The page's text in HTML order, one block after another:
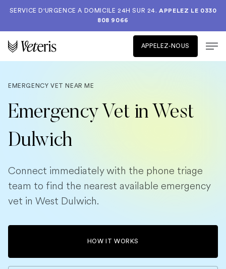
SERVICE D'URGENCE A DOMICILE 24H SUR 24.APPELEZ LE 0330
808 9066
APPELEZ-NOUS
EMERGENCY VET NEAR ME
Emergency Vet in West
Dulwich
Connect immediately with the phone triage
team to find the nearest available emergency
vet in West Dulwich.
HOW IT WORKS